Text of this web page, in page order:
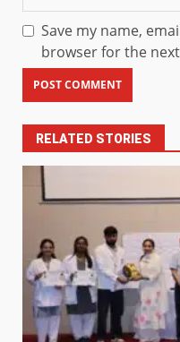
Save my name,
browser for the
RELATED STORIES